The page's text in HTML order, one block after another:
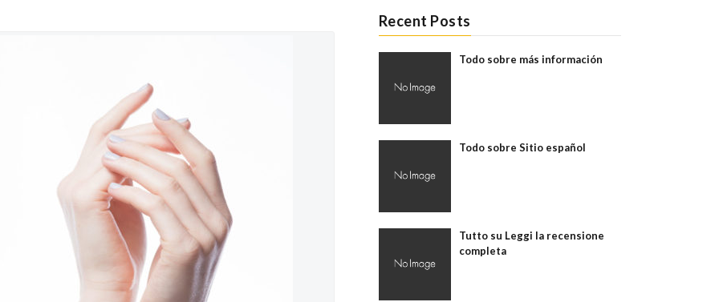
Recent Posts
Todo sobre más información
Todo sobre Sitio español
Tutto su Leggi la recensione
completa